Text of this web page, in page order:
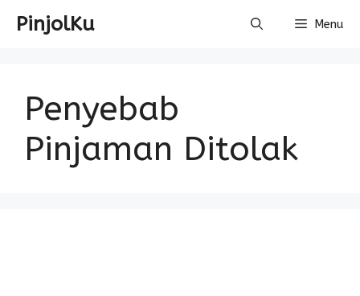
PinjolKu Menu
Penyebab
Pinjaman Ditolak